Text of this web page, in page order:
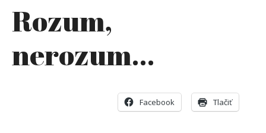
Rozum,
nerozum…
Facebook Tlačiť